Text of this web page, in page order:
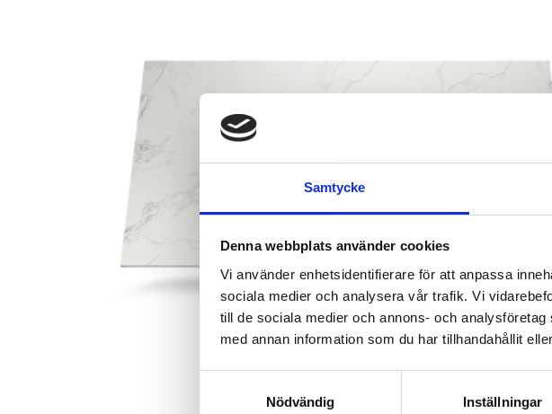
Samtycke
Denna webbplats använder cookies
Vi använder enhetsidentifierare för att anpassa
sociala medier och analysera vår trafik. Vi
till de sociala medier och annons- och
med annan information som du har tillhandahållit
Nödvändig
Inställningar